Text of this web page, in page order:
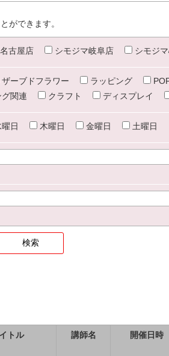
ができます。
古屋店 シモジマ岐阜店 シモジ
ザーブドフラワー ラッピング
関連 クラフト ディスプレイ
日 木曜日 金曜日 土曜日
トル 講師名 開催日時